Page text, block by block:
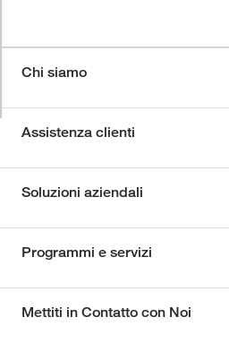
Chi siamo
Assistenza clienti
Soluzioni aziendali
Programmi e servizi
Mettiti in Contatto con Noi